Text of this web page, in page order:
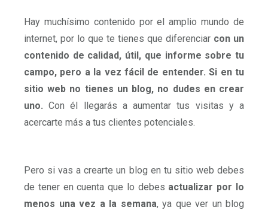
Hay muchísimo contenido por el amplio mundo de
internet, por lo que te tienes que diferenciar con un
contenido de calidad, útil, que informe sobre tu
campo, pero a la vez fácil de entender. Si en tu
sitio web no tienes un blog, no dudes en crear
uno. Con él llegarás a aumentar tus visitas y a
acercarte más a tus clientes potenciales.
Pero si vas a crearte un blog en tu sitio web debes
de tener en cuenta que lo debes actualizar por lo
menos una vez a la semana, ya que ver un blog